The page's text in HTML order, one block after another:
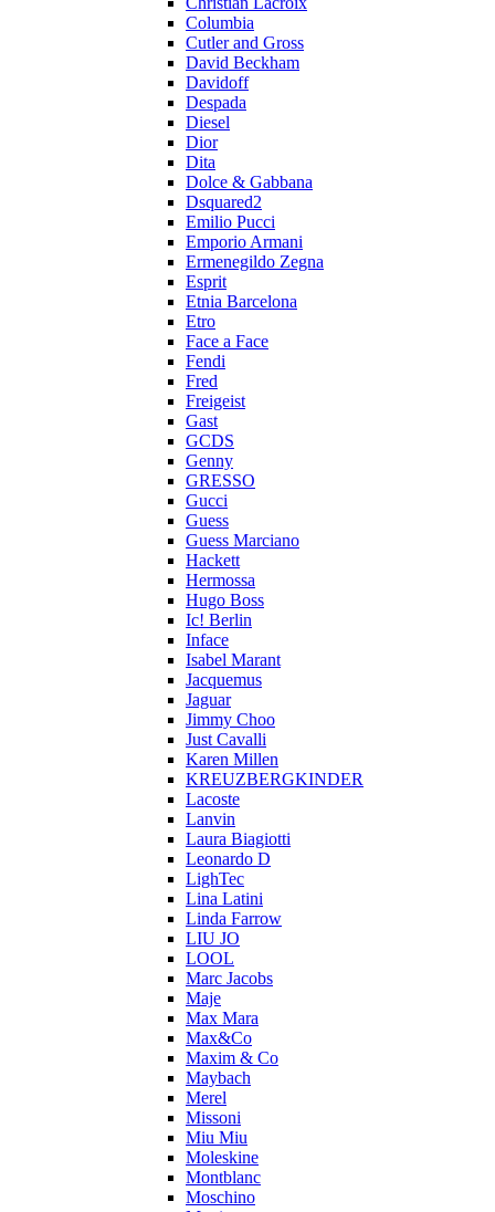
Columbia
Cutler and Gross
David Beckham
Davidoff
Despada
Diesel
Dior
Dita
Dolce & Gabbana
Dsquared2
Emilio Pucci
Emporio Armani
Ermenegildo Zegna
Esprit
Etnia Barcelona
Etro
Face a Face
Fendi
Fred
Freigeist
Gast
GCDS
Genny
GRESSO
Gucci
Guess
Guess Marciano
Hackett
Hermossa
Hugo Boss
Ic! Berlin
Inface
Isabel Marant
Jacquemus
Jaguar
Jimmy Choo
Just Cavalli
Karen Millen
KREUZBERGKINDER
Lacoste
Lanvin
Laura Biagiotti
Leonardo D
LighTec
Lina Latini
Linda Farrow
LIU JO
LOOL
Marc Jacobs
Maje
Max Mara
Max&Co
Maxim & Co
Maybach
Merel
Missoni
Miu Miu
Moleskine
Montblanc
Moschino